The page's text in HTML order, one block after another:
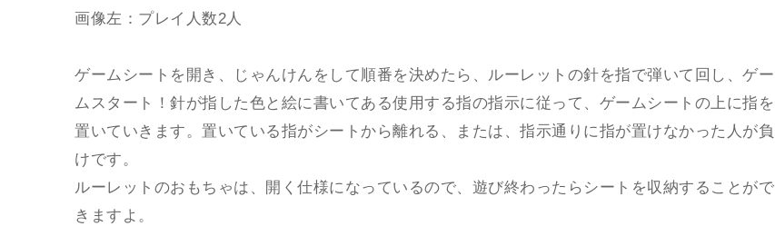
画像左：プレイ人数2人
ゲームシートを開き、じゃんけんをして順番を決めたら、ルーレットの針を指で弾いて回し、ゲー
ムスタート！針が指した色と絵に書いてある使用する指の指示に従って、ゲームシートの上に指を
置いていきます。置いている指がシートから離れる、または、指示通りに指が置けなかった人が負
けです。
ルーレットのおもちゃは、開く仕様になっているので、遊び終わったらシートを収納することがで
きますよ。